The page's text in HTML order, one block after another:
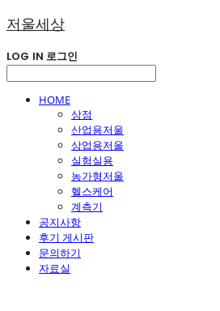
저울세상
LOG IN 로그인
HOME
상점
산업용저울
상업용저울
실험실용
농가형저울
헬스케어
계측기
공지사항
후기 게시판
문의하기
자료실